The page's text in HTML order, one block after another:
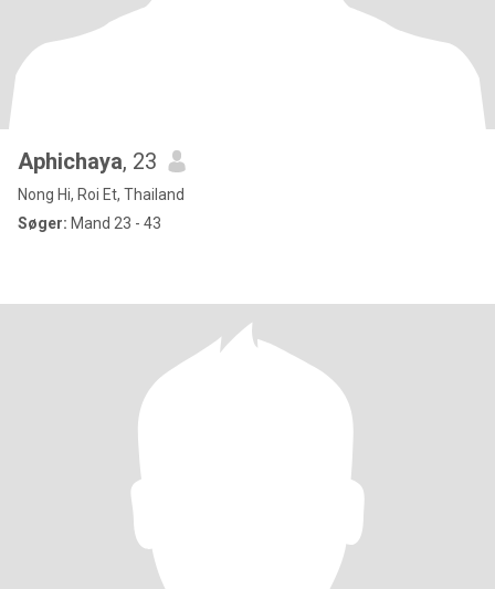
Aphichaya, 23
Nong Hi, Roi Et, Thailand
Søger: Mand 23 - 43